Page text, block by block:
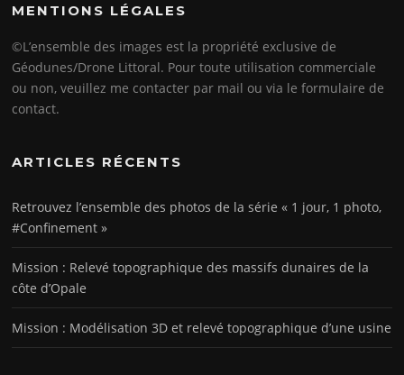
MENTIONS LÉGALES
©L’ensemble des images est la propriété exclusive de
Géodunes/Drone Littoral. Pour toute utilisation commerciale
ou non, veuillez me contacter par mail ou via le formulaire de
contact.
ARTICLES RÉCENTS
Retrouvez l’ensemble des photos de la série « 1 jour, 1 photo,
#Confinement »
Mission : Relevé topographique des massifs dunaires de la
côte d’Opale
Mission : Modélisation 3D et relevé topographique d’une usine